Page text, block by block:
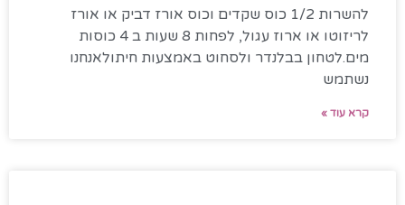
להשרות 1/2 כוס שקדים וכוס אורז דביק או אורז
לריזוטו או ארוז עגול, לפחות 8 שעות ב 4 כוסות
מים.לטחון בבלנדר ולסחוט באמצעות חיתולאנחנו
נשתמש
קרא עוד »